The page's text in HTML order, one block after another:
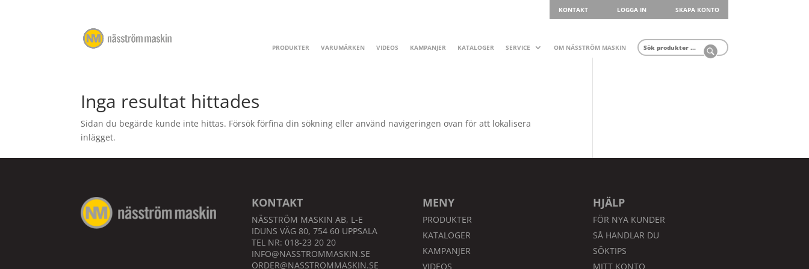
KONTAKT LOGGA IN SKAPA KONTO
PRODUKTER VARUMÄRKEN VIDEOS KAMPANJER KATALOGER SERVICE OM NÄSSTRÖM MASKIN Sök
(Obligatoriskt)
Inga resultat hittades
Sidan du begärde kunde inte hittas. Försök förfina din sökning eller använd navigeringen ovan för att lokalisera
inlägget.
KONTAKT
NÄSSTRÖM MASKIN AB, L-E
IDUNS VÄG 80, 754 60 UPPSALA
TEL NR: 018-23 20 20
INFO@NASSTROMMASKIN.SE
ORDER@NASSTROMMASKIN.SE
MENY
PRODUKTER
KATALOGER
KAMPANJER
VIDEOS
HJÄLP
FÖR NYA KUNDER
SÅ HANDLAR DU
SÖKTIPS
MITT KONTO